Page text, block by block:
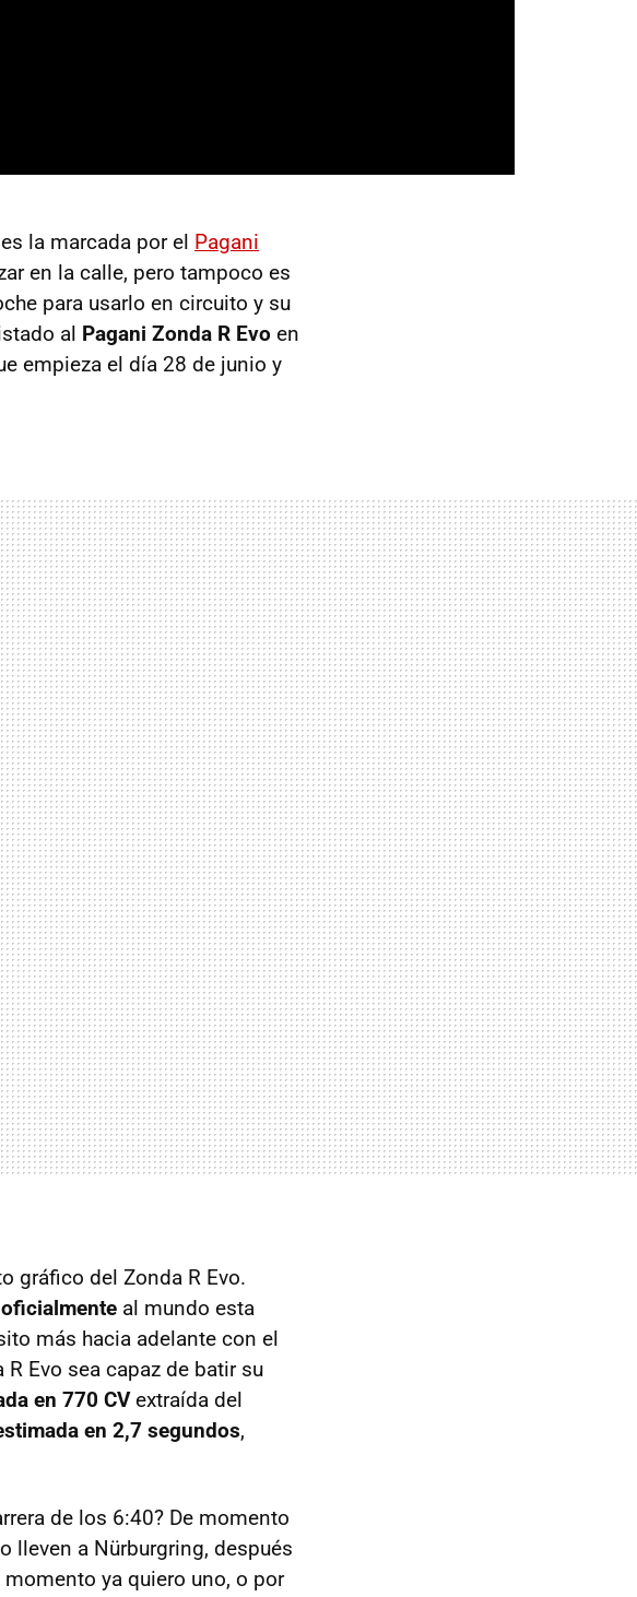
la marcada por el Pagani
en la calle, pero tampoco es
para usarlo en circuito y su
al Pagani Zonda R Evo en
empieza el día 28 de junio y
gráfico del Zonda R Evo.
al mundo esta
más hacia adelante con el
Evo sea capaz de batir su
en 770 CVextraída del
en 2,7 segundos,
de los 6:40? De momento
lleven a Nürburgring, después
ya quiero uno, o por